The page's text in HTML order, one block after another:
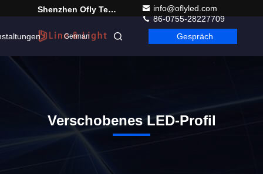
Shenzhen Ofly Technology Co.,Limited
info@oflyled.com
86-0755-28227709
German Gespräch
Verschobenes LED-Profil